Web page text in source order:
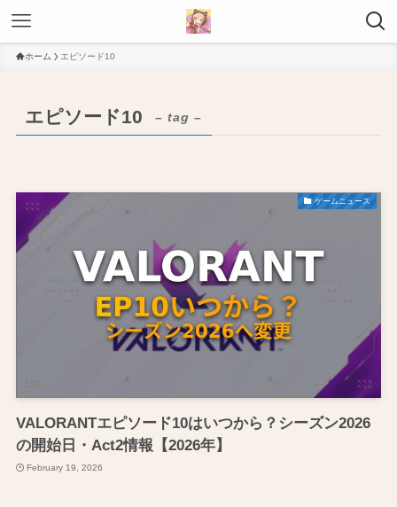
ホーム エピソード10
エピソード10 – tag –
ゲームニュース
VALORANTエピソード10はいつから？シーズン2026
の開始日・Act2情報【2026年】
February 19, 2026